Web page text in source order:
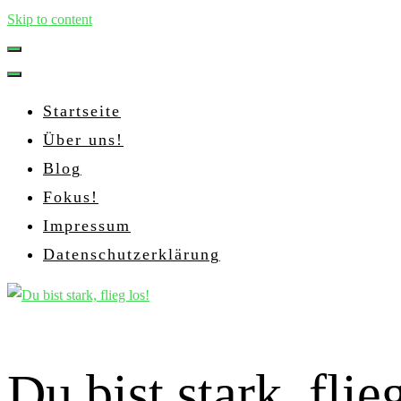
Skip to content
Startseite
Über uns!
Blog
Fokus!
Impressum
Datenschutzerklärung